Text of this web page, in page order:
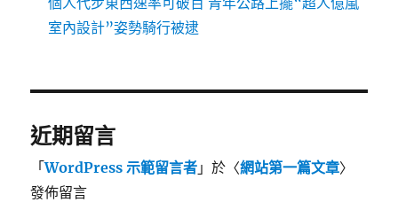
室內設計”姿勢騎行被逮
近期留言
「WordPress 示範留言者 」於〈網站第一篇文章〉
發佈留言